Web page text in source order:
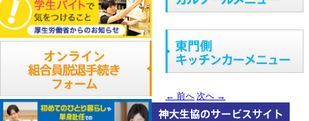
← 前へ 次へ →